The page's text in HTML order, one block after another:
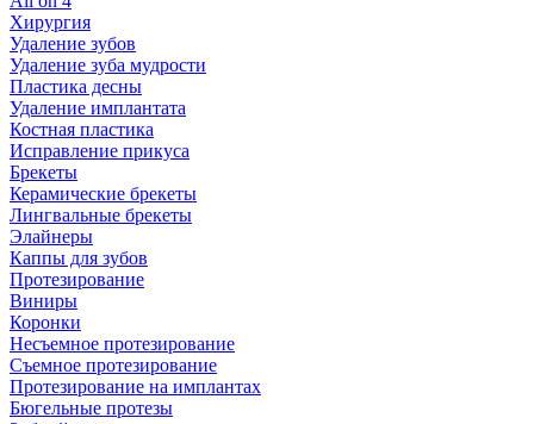
Хирургия
Удаление зубов
Удаление зуба мудрости
Пластика десны
Удаление имплантата
Костная пластика
Исправление прикуса
Брекеты
Керамические брекеты
Лингвальные брекеты
Элайнеры
Каппы для зубов
Протезирование
Виниры
Коронки
Несъемное протезирование
Съемное протезирование
Протезирование на имплантах
Бюгельные протезы